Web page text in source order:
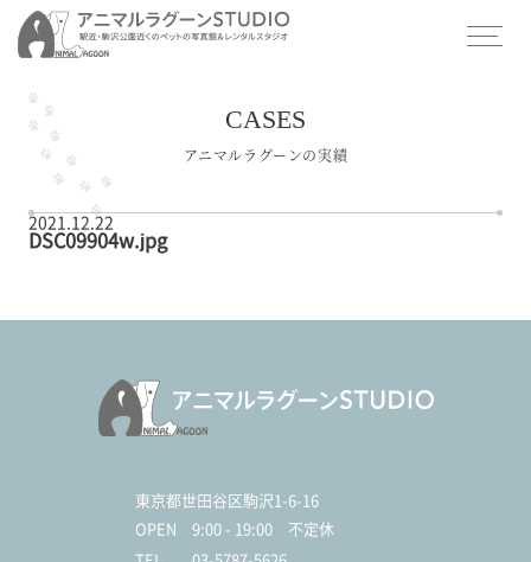
CASES
アニマルラグーンの実績
2021.12.22
DSC09904w.jpg
東京都世田谷区駒沢1-6-16
OPEN
9:00 - 19:00 不定休